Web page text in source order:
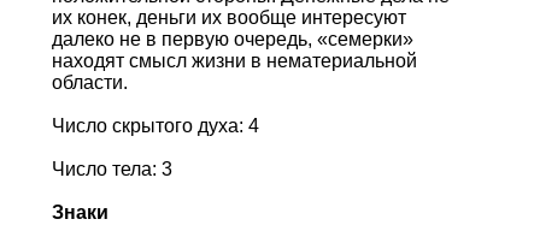
их конек, деньги их вообще интересуют
далеко не в первую очередь, «семерки»
находят смысл жизни в нематериальной
области.
Число скрытого духа: 4
Число тела: 3
Знаки